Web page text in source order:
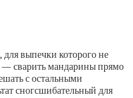
выпечки которого не
— сварить мандарины прямо
с остальными
сногсшибательный для